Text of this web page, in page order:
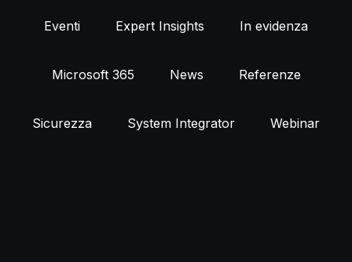
Eventi Expert Insights In evidenza
Microsoft 365 News Referenze
Sicurezza System Integrator Webinar